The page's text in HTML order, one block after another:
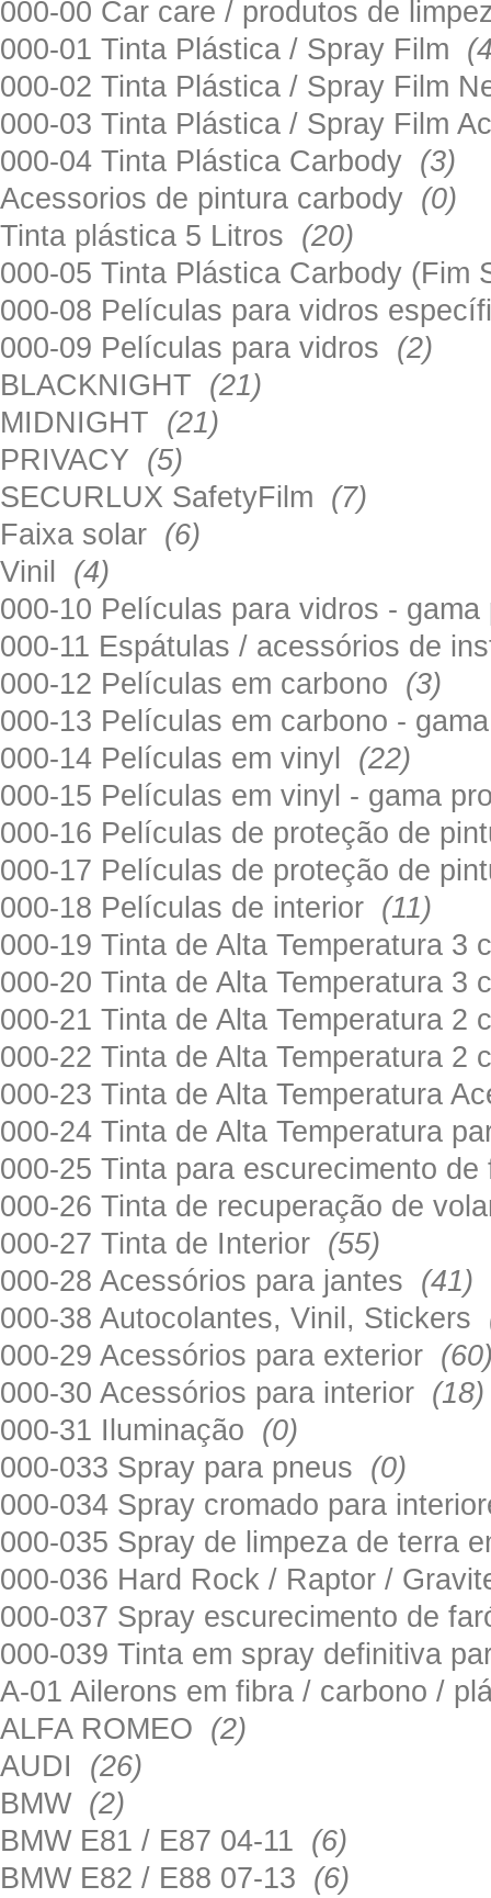
000-00 Car care / produtos de
000-01 Tinta Plástica / Spray Film
000-02 Tinta Plástica / Spray Film
000-03 Tinta Plástica / Spray Film
000-04 Tinta Plástica Carbody (3)
Acessorios de pintura carbody (0)
Tinta plástica 5 Litros (20)
000-05 Tinta Plástica Carbody
000-08 Películas para vidros
000-09 Películas para vidros (2)
BLACKNIGHT (21)
MIDNIGHT (21)
PRIVACY (5)
SECURLUX SafetyFilm (7)
Faixa solar (6)
Vinil (4)
000-10 Películas para vidros -
000-11 Espátulas / acessórios de
000-12 Películas em carbono (3)
000-13 Películas em carbono -
000-14 Películas em vinyl (22)
000-15 Películas em vinyl - gama
000-16 Películas de proteção de
000-17 Películas de proteção de
000-18 Películas de interior (11)
000-19 Tinta de Alta Temperatura
000-20 Tinta de Alta Temperatura
000-21 Tinta de Alta Temperatura
000-22 Tinta de Alta Temperatura
000-23 Tinta de Alta Temperatura
000-24 Tinta de Alta Temperatura
000-25 Tinta para escurecimento
000-26 Tinta de recuperação de
000-27 Tinta de Interior (55)
000-28 Acessórios para jantes (41)
000-38 Autocolantes, Vinil, Stickers
000-29 Acessórios para exterior
000-30 Acessórios para interior (18)
000-31 Iluminação (0)
000-033 Spray para pneus (0)
000-034 Spray cromado para
000-035 Spray de limpeza de terra
000-036 Hard Rock / Raptor /
000-037 Spray escurecimento de
000-039 Tinta em spray definitiva
A-01 Ailerons em fibra / carbono /
ALFA ROMEO (2)
AUDI (26)
BMW (2)
BMW E81 / E87 04-11 (6)
BMW E82 / E88 07-13 (6)